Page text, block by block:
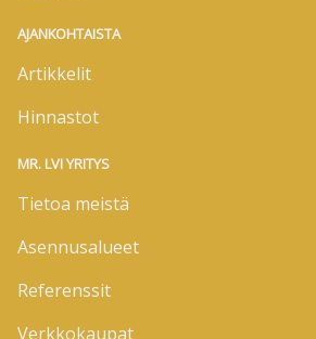
AJANKOHTAISTA
Artikkelit
Hinnastot
MR. LVI YRITYS
Tietoa meistä
Asennusalueet
Referenssit
Verkkokaupat